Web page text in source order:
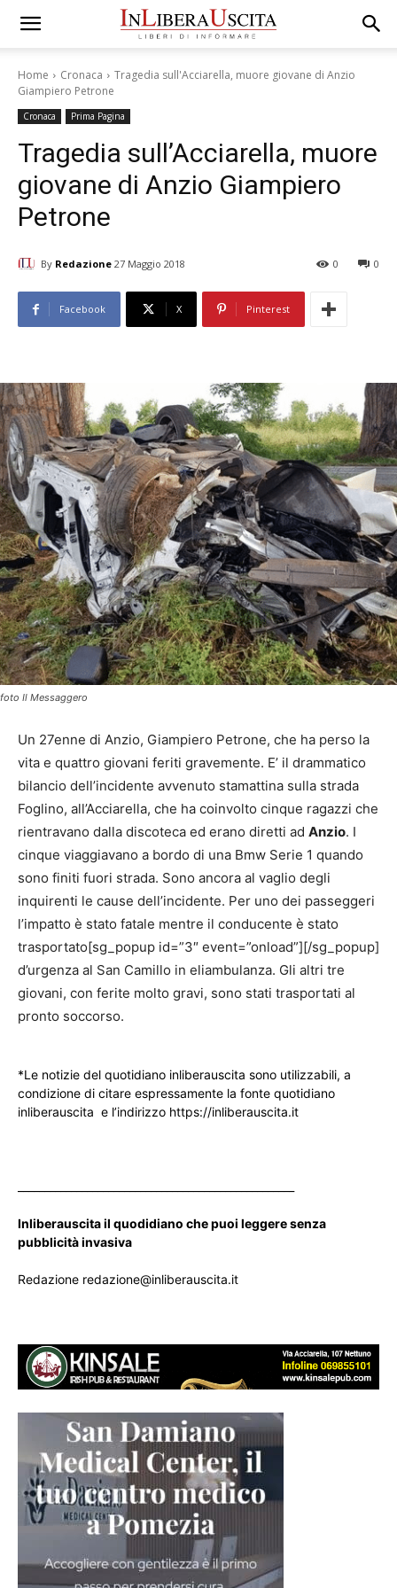
Home Cronaca
Tragedia sull'Acciarella, muore giovane di Anzio
Giampiero Petrone
Cronaca Prima Pagina
Tragedia sull’Acciarella, muore
giovane di Anzio Giampiero
Petrone
By Redazione 27 Maggio 2018 0
0
Facebook X Pinterest
foto Il Messaggero
Un 27enne di Anzio, Giampiero Petrone, che ha perso la
vita e quattro giovani feriti gravemente. E’ il drammatico
bilancio dell’incidente avvenuto stamattina sulla strada
Foglino, all’Acciarella, che ha coinvolto cinque ragazzi che
rientravano dalla discoteca ed erano diretti ad Anzio. I
cinque viaggiavano a bordo di una Bmw Serie 1 quando
sono finiti fuori strada. Sono ancora al vaglio degli
inquirenti le cause dell’incidente. Per uno dei passeggeri
l’impatto è stato fatale mentre il conducente è stato
trasportato[sg_popup id=”3″ event=”onload”][/sg_popup]
d’urgenza al San Camillo in eliambulanza. Gli altri tre
giovani, con ferite molto gravi, sono stati trasportati al
pronto soccorso.
*Le notizie del quotidiano inliberauscita sono utilizzabili, a
condizione di citare espressamente la fonte quotidiano
inliberauscita e l’indirizzo https://inliberauscita.it
Inliberauscita il quodidiano che puoi leggere senza
pubblicità invasiva
Redazione redazione@inliberauscita.it